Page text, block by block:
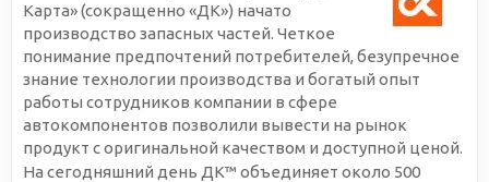
Карта» (сокращенно «ДК») начато
производство запасных частей. Четкое
понимание предпочтений потребителей, безупречное
знание технологии производства и богатый опыт
работы сотрудников компании в сфере
автокомпонентов позволили вывести на рынок
продукт с оригинальной качеством и доступной ценой.
На сегодняшний день ДК™ объединяет около 500